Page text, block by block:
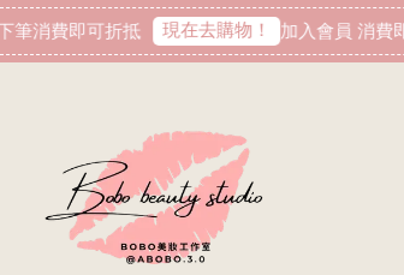
費即可折抵 現在去購物！ 加入會員 消費即